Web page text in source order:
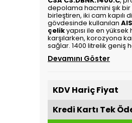
depolama hacmini şık bir
birleştiren, iki cam kapılı
gövdesinde kullanılan
çelikyapısı ile en yüksek
karşılarken, korozyona
sağlar. 1400 litrelik geniş
Devamını Göster
KDV Hariç Fiyat
Kredi Kartı Tek